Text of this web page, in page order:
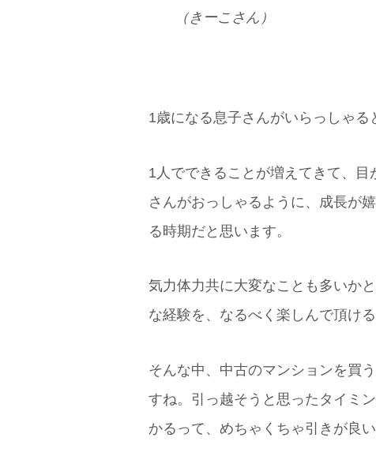
（きーこさん）
1歳になる息子さんがいらっしゃる
1人でできることが増えてきて、目
さんがおっしゃるように、成長が
る時期だと思います。
気力体力共に大変なことも多いか
な経験を、なるべく楽しんで頂け
そんな中、中古のマンションを買
すね。引っ越そうと思ったタイミ
かるって、めちゃくちゃ引きが良